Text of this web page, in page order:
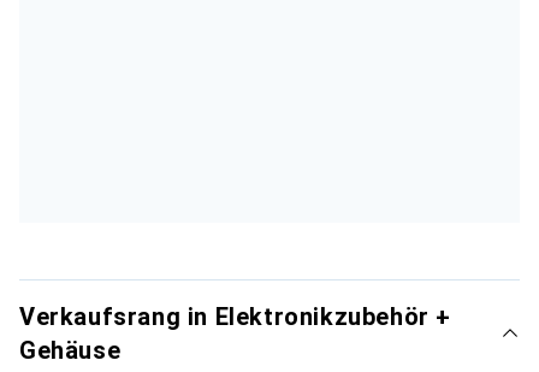
Verkaufsrang in Elektronikzubehör +
Gehäuse